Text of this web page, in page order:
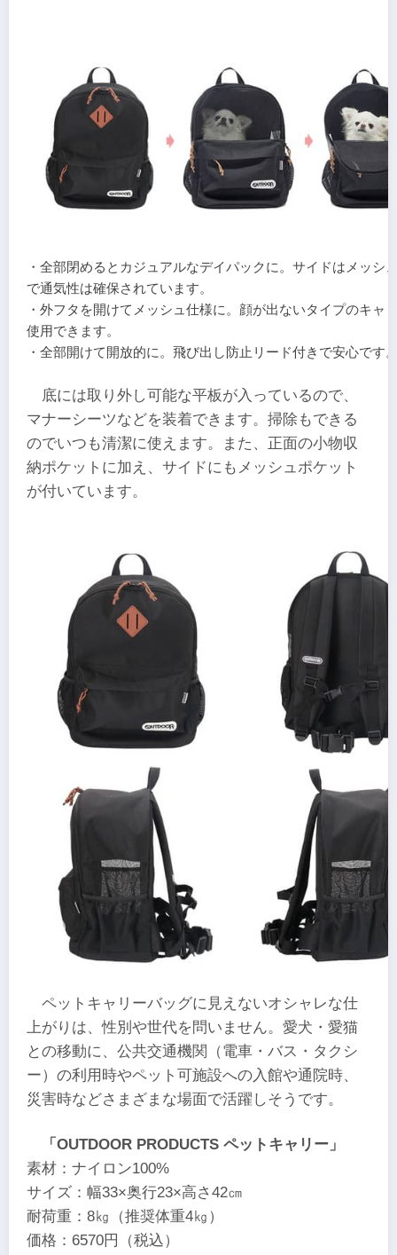
・全部閉めるとカジュアルなデイパックに。サイドはメッシ
で通気性は確保されています。
・外フタを開けてメッシュ仕様に。顔が出ないタイプのキャ
使用できます。
・全部開けて開放的に。飛び出し防止リード付きで安心です
底には取り外し可能な平板が入っているので、
マナーシーツなどを装着できます。掃除もできる
のでいつも清潔に使えます。また、正面の小物収
納ポケットに加え、サイドにもメッシュポケット
が付いています。
ペットキャリーバッグに見えないオシャレな仕
上がりは、性別や世代を問いません。愛犬・愛猫
との移動に、公共交通機関（電車・バス・タクシ
ー）の利用時やペット可施設への入館や通院時、
災害時などさまざまな場面で活躍しそうです。
「OUTDOOR PRODUCTS ペットキャリー」
素材：ナイロン100%
サイズ：幅33×奥行23×高さ42㎝
耐荷重：8㎏（推奨体重4㎏）
価格：6570円（税込）